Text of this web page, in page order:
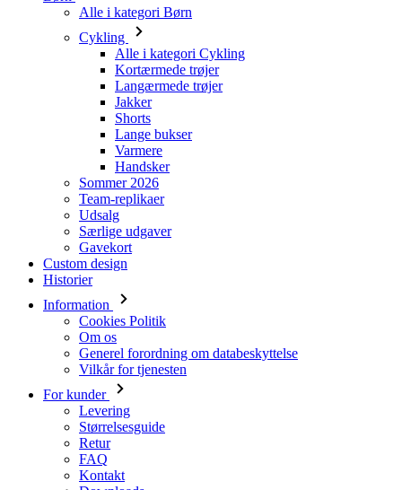
Langærmede trøjer
Jakker
Shorts
Lange bukser
Varmere
Handsker
Sommer 2026
Team-replikaer
Udsalg
Særlige udgaver
Gavekort
Custom design
Historier
Information
Cookies Politik
Om os
Generel forordning om databeskyttelse
Vilkår for tjenesten
For kunder
Levering
Størrelsesguide
Retur
Kontakt
Downloads
Login